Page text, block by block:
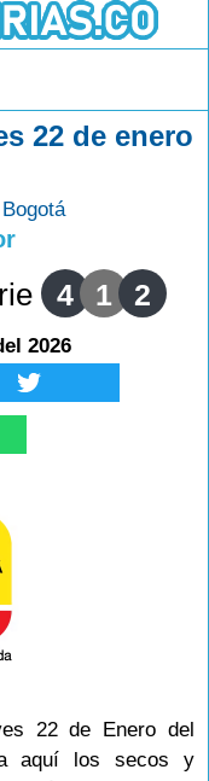
22 de enero
4 1 2
2026
22 de Enero del
aquí los secos y